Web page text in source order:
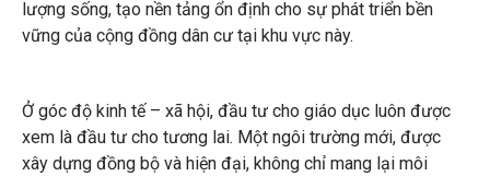
lượng sống, tạo nền tảng ổn định cho sự phát triển bền
vững của cộng đồng dân cư tại khu vực này.
Ở góc độ kinh tế – xã hội, đầu tư cho giáo dục luôn được
xem là đầu tư cho tương lai. Một ngôi trường mới, được
xây dựng đồng bộ và hiện đại, không chỉ mang lại môi